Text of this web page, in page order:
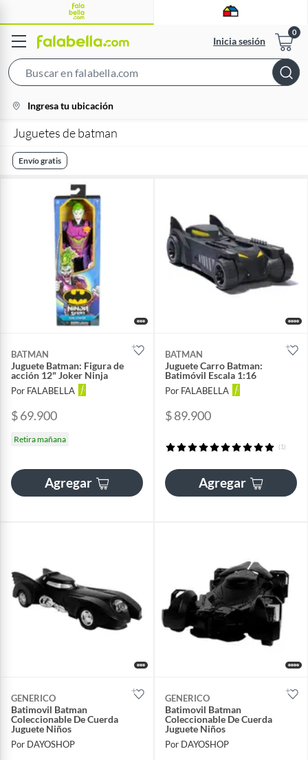
Inicia sesión
Bar
location-
icon
Ingresa tu ubicación
Juguetes de batman
Envío gratis
BATMAN
Juguete Batman: Figura de
acción 12" Joker Ninja
Por FALABELLA
$ 69.900
Retira mañana
Agregar
BATMAN
Juguete Carro Batman:
Batimóvil Escala 1:16
Por FALABELLA
$ 89.900
(1)
Agregar
GENERICO
Batimovil Batman
Coleccionable De Cuerda
Juguete Niños
Por DAYOSHOP
GENERICO
Batimovil Batman
Coleccionable De Cuerda
Juguete Niños
Por DAYOSHOP